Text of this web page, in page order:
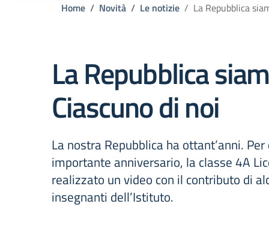
Home Novità Le notizie La Repubblica
La Repubblica
Ciascuno di noi
La nostra Repubblica ha ottant’anni.
importante anniversario, la classe 4A
realizzato un video con il contributo di
insegnanti dell’Istituto.